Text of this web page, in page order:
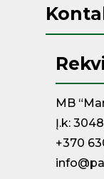
MB
Į.k:
+370